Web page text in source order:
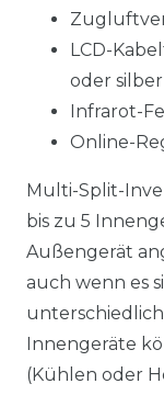
LCD-
oder
Infrarot-
Online-
Multi-Split-
bis zu 5
Außengerät
auch wenn es
Innengeräte
(Kühlen oder